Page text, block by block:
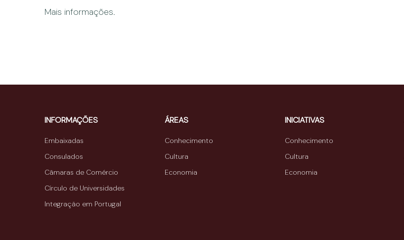
Mais informações.
INFORMAÇÕES
Embaixadas
Consulados
Câmaras de Comércio
Círculo de Universidades
Integração em Portugal
ÁREAS
Conhecimento
Cultura
Economia
INICIATIVAS
Conhecimento
Cultura
Economia